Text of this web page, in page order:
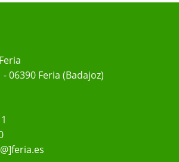
06390 Feria (Badajoz)